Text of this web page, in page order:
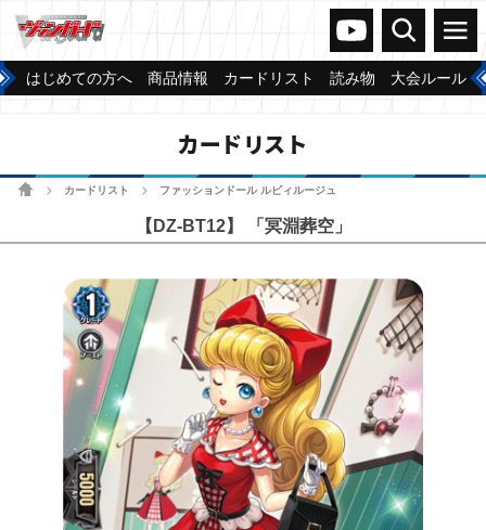
ヴァンガードch
検索 メニュー
はじめての方へ 商品情報 カードリスト 読み物 大会ルール
カードリスト
ホームカードリスト ファッションドール ルビィルージュ
【DZ-BT12】 「冥淵葬空」